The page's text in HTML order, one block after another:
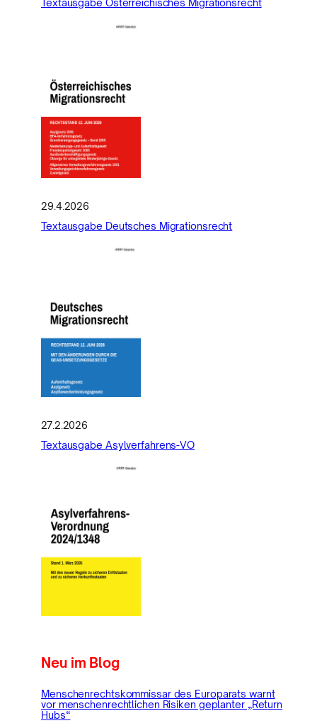
29.4.2026
Textausgabe Deutsches Migrationsrecht
27.2.2026
Textausgabe Asylverfahrens-VO
Neu im Blog
Menschenrechtskommissar des Europarats warnt
vor menschenrechtlichen Risiken geplanter „Return
Hubs“